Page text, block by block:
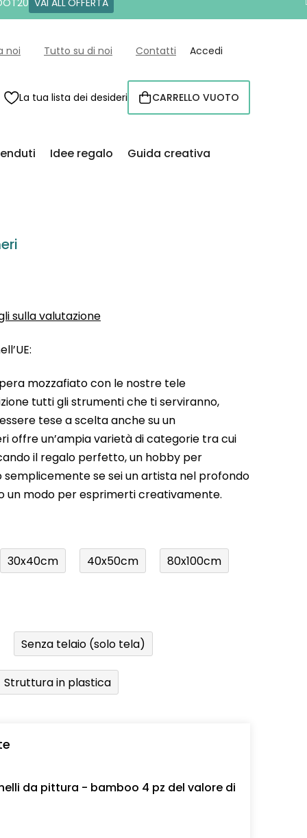
VAI ALL'OFFERTA
noi Tutto su di noi Contatti Accedi
La tua lista dei desideri CARRELLO
CARRELLO VUOTO
Idee regalo Guida creativa
sulla valutazione
mozzafiato con le nostre tele
tutti gli strumenti che ti serviranno,
tese a scelta anche su un
offre un’ampia varietà di categorie tra cui
il regalo perfetto, un hobby per
se sei un artista nel profondo
un modo per esprimerti creativamente.
30x40cm 40x50cm 80x100cm
Senza telaio (solo tela)
Struttura in plastica
da pittura - bamboo 4 pz del valore di